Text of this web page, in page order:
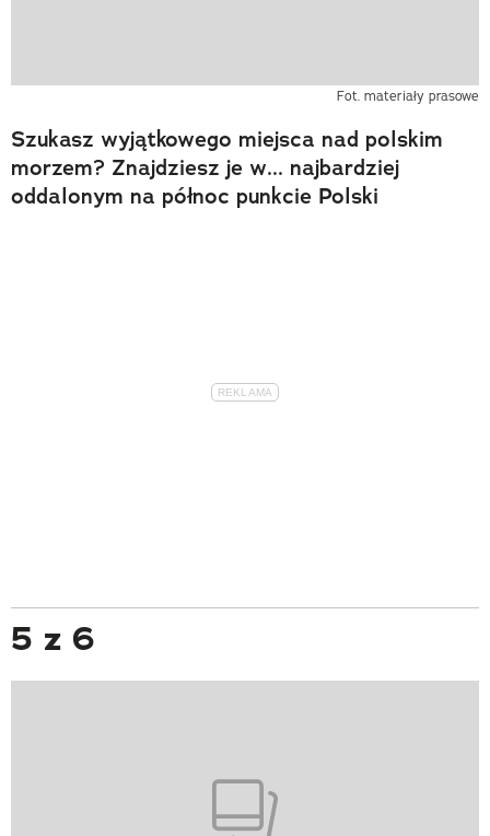
Fot. materiały prasowe
Szukasz wyjątkowego miejsca nad polskim
morzem? Znajdziesz je w... najbardziej
oddalonym na północ punkcie Polski
5 z 6